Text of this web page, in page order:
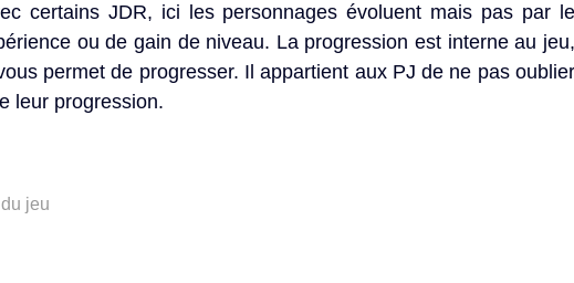
certains JDR, ici les personnages évoluent mais pas par le
ou de gain de niveau. La progression est interne au jeu,
permet de progresser. Il appartient aux PJ de ne pas oublier
leur progression.
jeu